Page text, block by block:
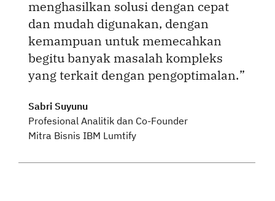
menghasilkan solusi dengan cepat
dan mudah digunakan, dengan
kemampuan untuk memecahkan
begitu banyak masalah kompleks
yang terkait dengan pengoptimalan.
Sabri Suyunu
Profesional Analitik dan Co-Founder
Mitra Bisnis IBM Lumtify